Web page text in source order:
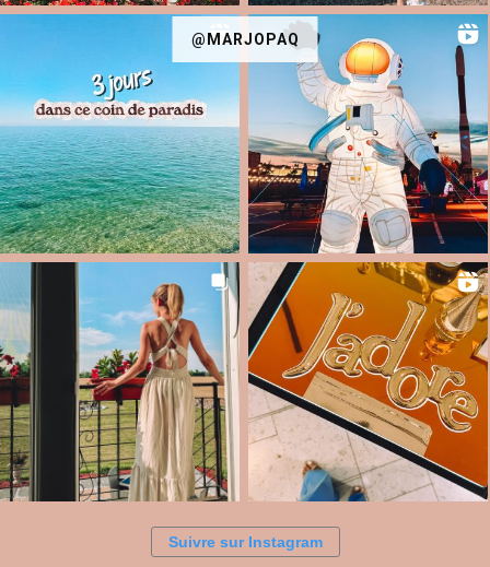
@MARJOPAQ
Suivre sur Instagram